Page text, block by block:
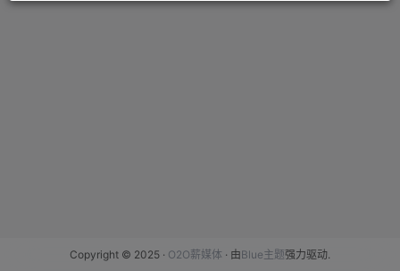
Copyright © 2025 · O2O薪媒体 · 由Blue主题强力驱动.